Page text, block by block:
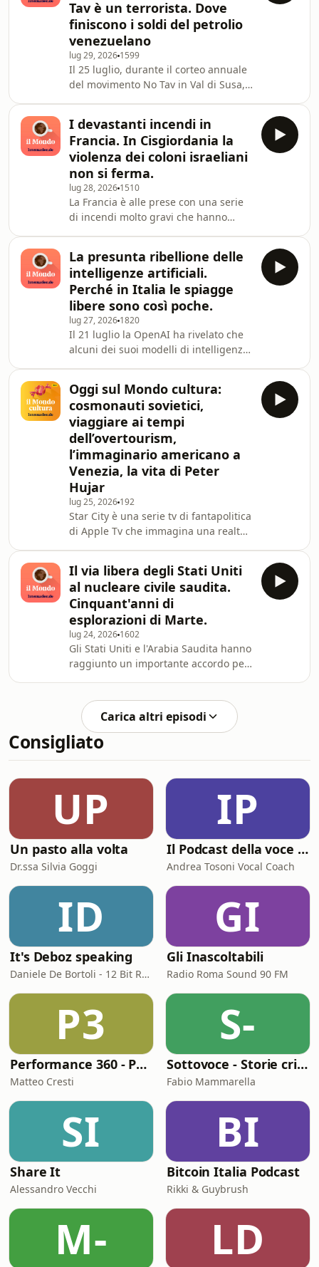
elezioni regionali. Con Cosimo Caridi
giornalista, da BerlinoIl 27 luglio
ChangXin Memory Technologies, nota
come Cxmt, il principale produttore
cinese di chip di memoria, ha
debuttato alla
Tav è un terrorista. Dove
finiscono i soldi del petrolio
venezuelano
lug 29, 2026 1599
Il 25 luglio, durante il corteo annuale
del movimento No Tav in Val di Susa,
dell'ordine nei pressi dei cantieri della
linea ferroviaria Torino-Lione. Con
Leonardo Bianchi, giornalistaIn
Venezuela, mentre si continuano a
cercare i dispersi del terremoto del 24
giugno, stanno per cominciare i
colloqui tra il regime chavista e l
I devastanti incendi in
Francia. In Cisgiordania la
violenza dei coloni israeliani
non si ferma.
lug 28, 2026 1510
La Francia è alle prese con una serie
di incendi molto gravi che hanno
di Bordeaux. Con Filippo Ortona,
giornalista, da ParigiUn gruppo di
coloni israeliani ha attaccato alcuni
villeggi palestinesi e ha dato fuoco a
due moschee nella Cisgiordania
occupata, a pochi giorni dalle violenze
che venerdì avevano portato alla mo
La presunta ribellione delle
intelligenze artificiali.
Perché in Italia le spiagge
libere sono così poche.
lug 27, 2026 1820
Il 21 luglio la OpenAI ha rivelato che
alcuni dei suoi modelli di intelligenza
Hugging Face, una delle principali
piattaforme globali per la
condivisione di modelli di ia. Con
Alberto Puliafito, giornalistaNelle
settimane scorse in Italia si è riaperto
il dibattito sugli stabilimenti balneari
dopo che due comuni, qu
Oggi sul Mondo cultura:
cosmonauti sovietici,
viaggiare ai tempi
dell’overtourism,
l’immaginario americano a
Venezia, la vita di Peter
Hujar
lug 25, 2026 192
Star City è una serie tv di fantapolitica
di Apple Tv che immagina una realtà
giornalista Valentina Pigmei, nel suo
saggio Vero viaggio è il ritorno,
s’interroga su cosa significhi viaggiare
ai tempi dell’overtourism. Helter
Skelter è il titolo di una mostra alla
sede veneziana di Fondazione Prada
in cui due artisti statuintens
Il via libera degli Stati Uniti
al nucleare civile saudita.
Cinquant'anni di
esplorazioni di Marte.
lug 24, 2026 1602
Gli Stati Uniti e l'Arabia Saudita hanno
raggiunto un importante accordo per
realizzato con tecnologia e
competenze statunitensi. Con Lorenzo
Trombetta, giornalistaSono passati
cinquant’anni dal primo storico
1976, quando la sonda Viking 1 della
Nasa compì l’impresa rivoluzionaria di
atterrare sul pi
Carica altri episodi
Consigliato
UP
Un pasto alla volta
Dr.ssa Silvia Goggi
IP
Il Podcast della voce e del canto
Andrea Tosoni Vocal Coach
ID
It's Deboz speaking
Daniele De Bortoli - 12 Bit Retrogaming Trieste
GI
Gli Inascoltabili
Radio Roma Sound 90 FM
P3
Performance 360 - Prestazione e Benessere
Matteo Cresti
S-
Sottovoce - Storie criminali
Fabio Mammarella
SI
Share It
Alessandro Vecchi
BI
Bitcoin Italia Podcast
Rikki & Guybrush
M- LD